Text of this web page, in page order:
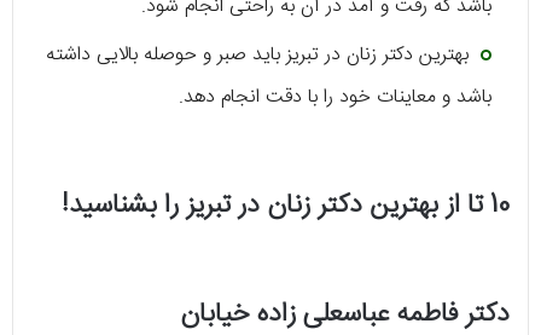
باشد که رفت و آمد در آن به راحتی انجام شود.
بهترین دکتر زنان در تبریز باید صبر و حوصله بالایی داشته
باشد و معاینات خود را با دقت انجام دهد.
10 تا از بهترین دکتر زنان در تبریز را بشناسید!
دکتر فاطمه عباسعلی زاده خیابان